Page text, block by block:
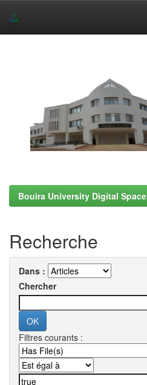
Bouira University Digital Space
Recherche
Dans :
Chercher
Filtres courants :